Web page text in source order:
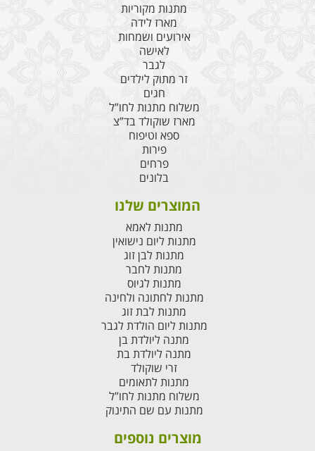
מתנות מקוריות
מארז לידה
אירועים ושמחות
לאישה
לגבר
זר מתוק לילדים
חגים
משלוח מתנות לחו”ל
מארז שוקולד בד”צ
ספא וטיפוח
פירות
פרחים
בלונים
המוצרים שלנו
מתנות לאמא
מתנות ליום נישואין
מתנות לבן זוג
מתנות לחבר
מתנות לגיוס
מתנות לחתונה ולחינה
מתנות לבת זוג
מתנות ליום הולדת לגבר
מתנה ליולדת בן
מתנה ליולדת בת
זרי שוקולד
מתנות לתאומים
משלוח מתנות לחו”ל
מתנות עם שם התינוק
מוצרים נוספים